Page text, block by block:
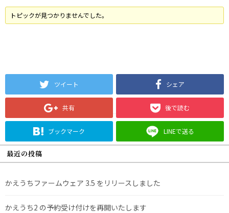
トピックが見つかりませんでした。
ツイート シェア
共有 後で読む
ブックマーク LINEで送る
最近の投稿
かえうちファームウェア 3.5 をリリースしました
かえうち2 の予約受け付けを再開いたします